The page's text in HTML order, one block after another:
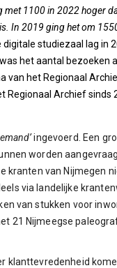
met 1100 in 2022 hoger
In 2019 ging het om
digitale studiezaal lag in
het aantal bezoeken
van het Regionaal
Regionaal Archief sinds
ingevoerd. Een
worden
kranten van Nijmegen
via landelijke
van stukken voor
21 Nijmeegse
klanttevredenheid